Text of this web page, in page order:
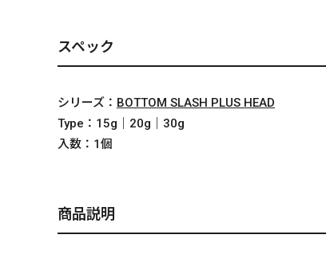
スペック
シリーズ： BOTTOM SLASH PLUS HEAD
Type： 15g｜20g｜30g
入数： 1個
商品説明